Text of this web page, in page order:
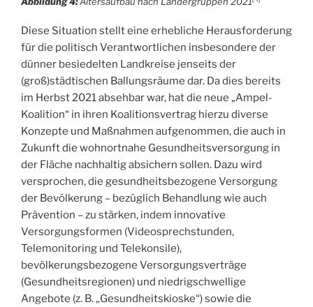
Diese Situation stellt eine erhebliche Herausforderung
für die politisch Verantwortlichen insbesondere der
dünner besiedelten Landkreise jenseits der
(groß)städtischen Ballungsräume dar. Da dies bereits
im Herbst 2021 absehbar war, hat die neue „Ampel-
Koalition“ in ihren Koalitionsvertrag hierzu diverse
Konzepte und Maßnahmen aufgenommen, die auch in
Zukunft die wohnortnahe Gesundheitsversorgung in
der Fläche nachhaltig absichern sollen. Dazu wird
versprochen, die gesundheitsbezogene Versorgung
der Bevölkerung – bezüglich Behandlung wie auch
Prävention – zu stärken, indem innovative
Versorgungsformen (Videosprechstunden,
Telemonitoring und Telekonsile),
bevölkerungsbezogene Versorgungsverträge
(Gesundheitsregionen) und niedrigschwellige
Angebote (z. B. „Gesundheitskioske“) sowie die